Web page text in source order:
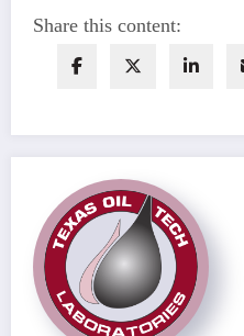
Share this content: